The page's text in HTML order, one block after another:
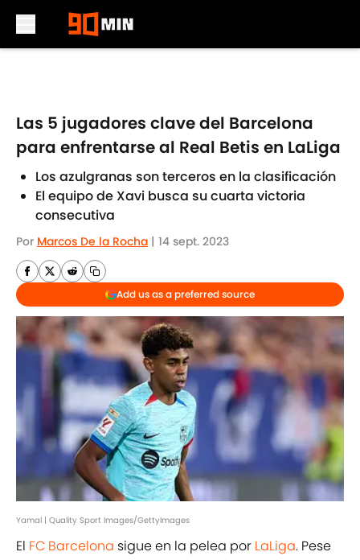
Las 5 jugadores clave del Barcelona
para enfrentarse al Real Betis en LaLiga
Los azulgranas son terceros en la clasificación
El equipo de Xavi busca su cuarta victoria
consecutiva
Por Marcos De la Rocha | 14 sept. 2023
Add us as a preferred source
Yamal | Quality Sport Images/GettyImages
El FC Barcelona sigue en la pelea por LaLiga. Pese